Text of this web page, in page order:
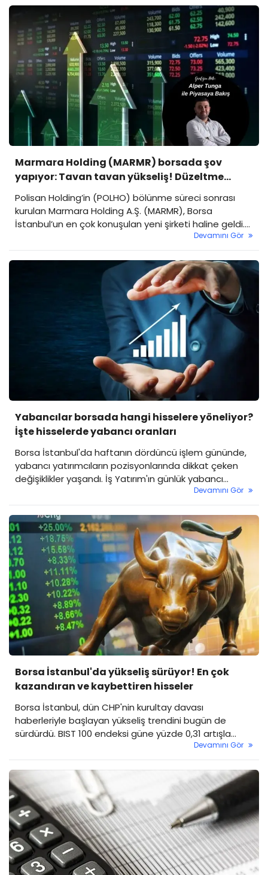
Marmara Holding (MARMR) borsada şov
yapıyor: Tavan tavan yükseliş! Düzeltme
nerede gelebilir?
Polisan Holding’in (POLHO) bölünme süreci sonrası
kurulan Marmara Holding A.Ş. (MARMR), Borsa
İstanbul’un en çok konuşulan yeni şirketi haline geldi.
Türkiye’nin köklü sanayi gruplarından biri olan Polisan
Holding, kimya, boya, enerji, gayrimenkul ve liman
işletmeciliği gibi geniş bir portföyü yönetiyor. Grup,
faaliyetlerini daha etkin ve odaklı şekilde
sürdürebilmek amacıyla bazı varlıklarını Marmara
Holding çatısı altında topladı.
Devamını Gör
Yabancılar borsada hangi hisselere yöneliyor?
İşte hisselerde yabancı oranları
Borsa İstanbul'da haftanın dördüncü işlem gününde,
yabancı yatırımcıların pozisyonlarında dikkat çeken
değişiklikler yaşandı. İş Yatırım'ın günlük yabancı
oranları raporuna göre bazı hisselere yoğun yabancı
ilgisi devam ederken, bazı hisselerden ise kalıcı çıkışlar
gözlendi.
Devamını Gör
Borsa İstanbul'da yükseliş sürüyor! En çok
kazandıran ve kaybettiren hisseler
Borsa İstanbul, dün CHP'nin kurultay davası
haberleriyle başlayan yükseliş trendini bugün de
sürdürdü. BIST 100 endeksi güne yüzde 0,31 artışla
11.034,02 puandan başladı ve seans kapanışını yüzde
1,66'lık yükselişle 11.182,96 puandan yaptı.
Devamını Gör